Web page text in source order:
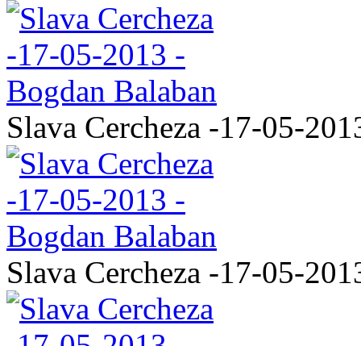
Slava Cercheza -17-05-
Slava Cercheza -17-05-